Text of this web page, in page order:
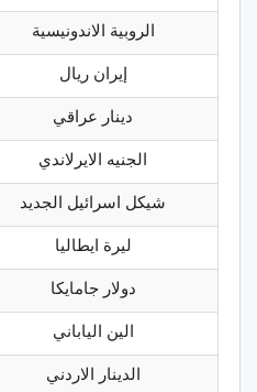
الروبية الاندونيسية
إيران ريال
دينار عراقي
الجنيه الايرلاندي
شيكل اسرائيل الجديد
ليرة ايطاليا
دولار جامايكا
الين الياباني
الدينار الاردني